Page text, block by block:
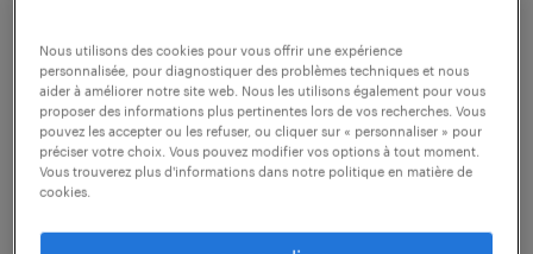
1. vous vous ennuyez
Nous utilisons des cookies pour vous offrir une expérience
personnalisée, pour diagnostiquer des problèmes techniques et nous
aider à améliorer notre site web. Nous les utilisons également pour vous
proposer des informations plus pertinentes lors de vos recherches. Vous
pouvez les accepter ou les refuser, ou cliquer sur « personnaliser » pour
préciser votre choix. Vous pouvez modifier vos options à tout moment.
Vous trouverez plus d'informations dans notre politique en matière de
cookies.